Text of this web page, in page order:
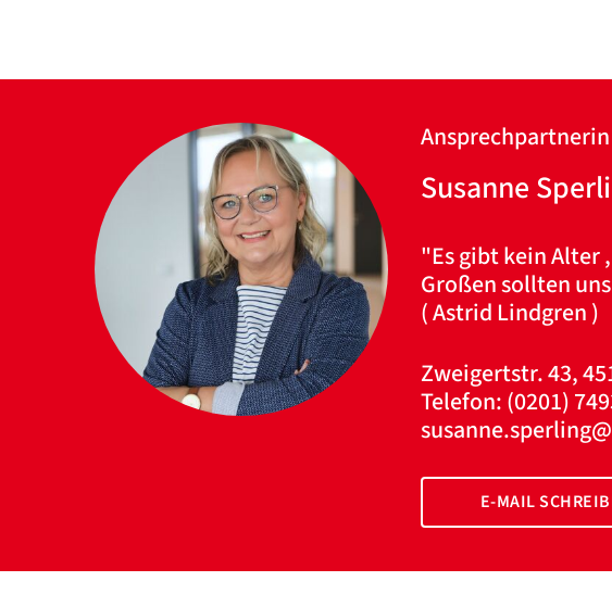
Susanne
"Es gibt kein Alter
Großen sollten
( Astrid Lindgren )
Zweigertstr. 43,
Telefon: (0201)
E-MAIL